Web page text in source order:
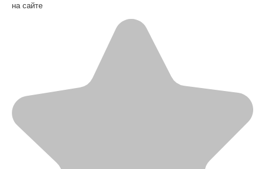
на сайте